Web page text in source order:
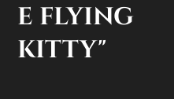
e flying
kitty"